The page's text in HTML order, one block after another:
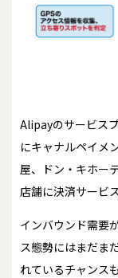
Alipayのサービス
にキャナルペイメ
屋、ドン・キホー
店舗に決済サービ
インバウンド需要
ス態勢にはまだま
れているチャンス